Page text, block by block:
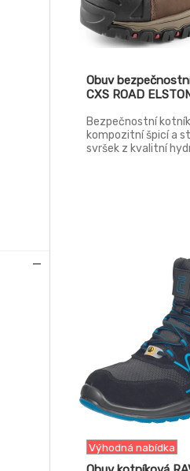
Obuv
CXS ROAD
Bezpečnostní
kompozitní špicí a
svršek z kvalitní
změnou odstínu
dlouhodobého
antistatická,
proti propichu a
Výhodná nabídka